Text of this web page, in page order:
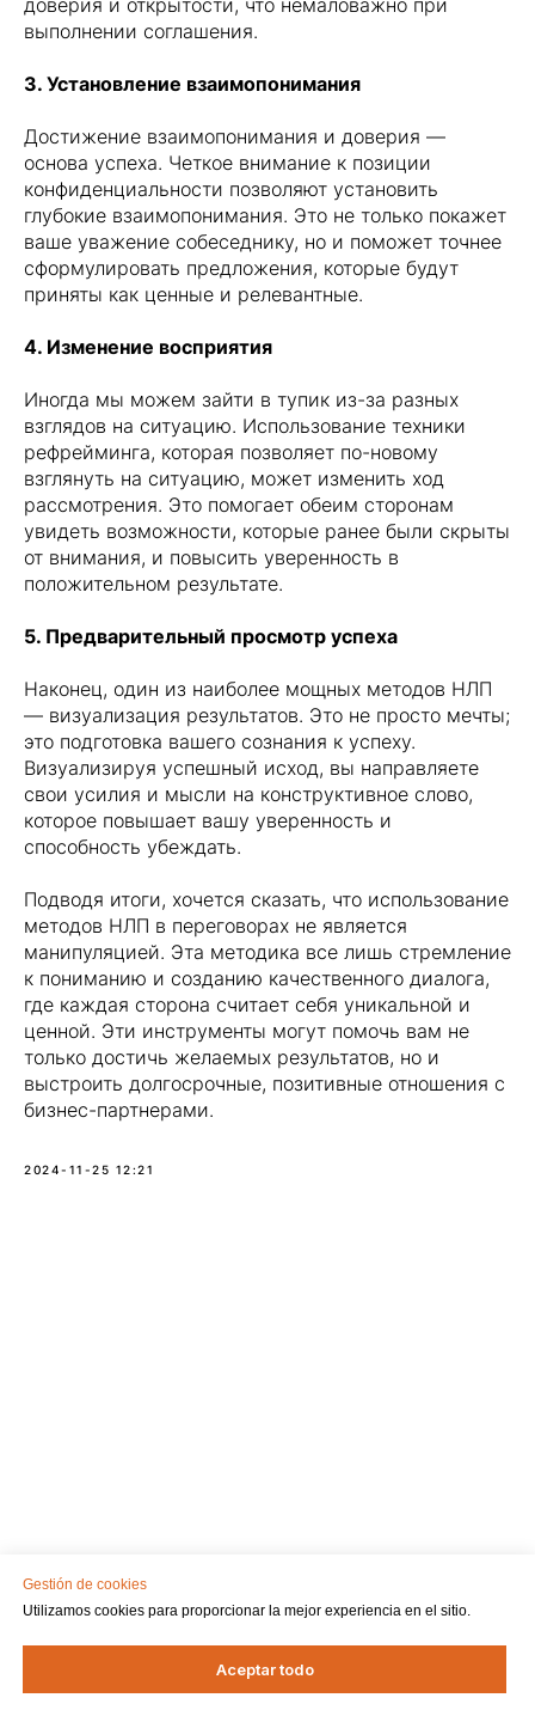
выполнении соглашения.
3. Установление взаимопонимания
Достижение взаимопонимания и доверия —
основа успеха. Четкое внимание к позиции
конфиденциальности позволяют установить
глубокие взаимопонимания. Это не только покажет
ваше уважение собеседнику, но и поможет точнее
сформулировать предложения, которые будут
приняты как ценные и релевантные.
4. Изменение восприятия
Иногда мы можем зайти в тупик из-за разных
взглядов на ситуацию. Использование техники
рефрейминга, которая позволяет по-новому
взглянуть на ситуацию, может изменить ход
рассмотрения. Это помогает обеим сторонам
увидеть возможности, которые ранее были скрыты
от внимания, и повысить уверенность в
положительном результате.
5. Предварительный просмотр успеха
Наконец, один из наиболее мощных методов НЛП
— визуализация результатов. Это не просто мечты;
это подготовка вашего сознания к успеху.
Визуализируя успешный исход, вы направляете
свои усилия и мысли на конструктивное слово,
которое повышает вашу уверенность и
способность убеждать.
Подводя итоги, хочется сказать, что использование
методов НЛП в переговорах не является
манипуляцией. Эта методика все лишь стремление
к пониманию и созданию качественного диалога,
где каждая сторона считает себя уникальной и
ценной. Эти инструменты могут помочь вам не
только достичь желаемых результатов, но и
выстроить долгосрочные, позитивные отношения с
бизнес-партнерами.
2024-11-25 12:21
Gestión de cookies
Utilizamos cookies para proporcionar la mejor experiencia en el sitio.
Aceptar todo